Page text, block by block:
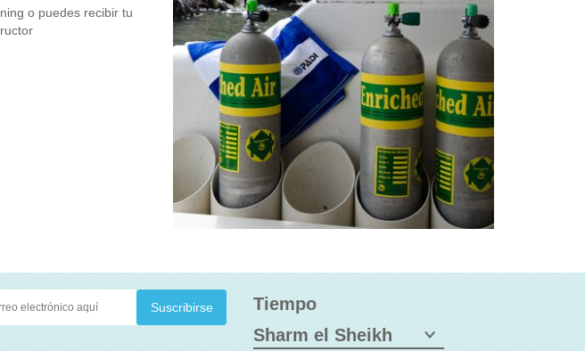
o puedes recibir tu
Tiempo